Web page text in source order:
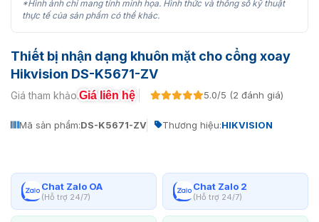
*Hình ảnh chỉ mang tính minh họa. Hình thức và thông số kỹ thuật
thực tế của sản phẩm có thể khác.
Thiết bị nhận dạng khuôn mặt cho cổng xoay
Hikvision DS-K5671-ZV
Giá tham khảo:Giá liên hệ 5.0/5 (2 đánh giá)
Mã sản phẩm:DS-K5671-ZV Thương hiệu:HIKVISION
Chat Zalo OA
(Hỗ trợ 24/7)
Chat Zalo 2
(Hỗ trợ 24/7)